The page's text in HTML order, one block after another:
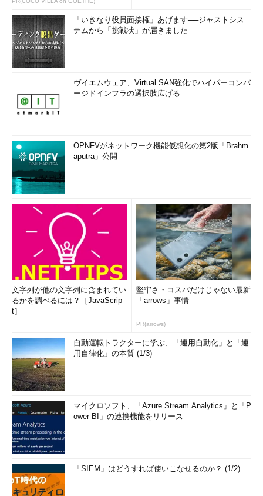
「いきなり役員面接権」あげます──ジャストシス
テムから「挑戦状」が届きました
ヴイエムウェア、Virtual SAN強化でハイパーコンバ
ージドインフラの選択肢広げる
OPNFVがネットワーク機能仮想化の第2版「Brahm
aputra」公開
文字列が他の文字列に含まれてい
るかを調べるには？［JavaScrip
t］
堅牢さ・コスパだけじゃない最新
「arrows」事情
PR(arrows)
自動運転トラクターに学ぶ、「運用自動化」と「運
用自律化」の本質 (1/3)
マイクロソフト、「Azure Stream Analytics」と「P
ower BI」の連携機能をリリース
「SIEM」はどうすれば使いこなせるのか？ (1/2)